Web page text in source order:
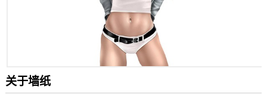
关于墙纸